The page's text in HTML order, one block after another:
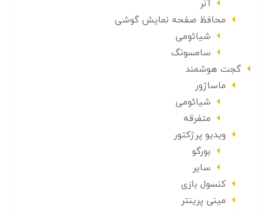
آنر
محافظ صفحه نمایش گوشی
شیائومی
سامسونگ
گجت هوشمند
ماساژور
شیائومی
متفرقه
ویدیو پرژکتور
بورگو
سایر
کنسول بازی
مینی پرینتر